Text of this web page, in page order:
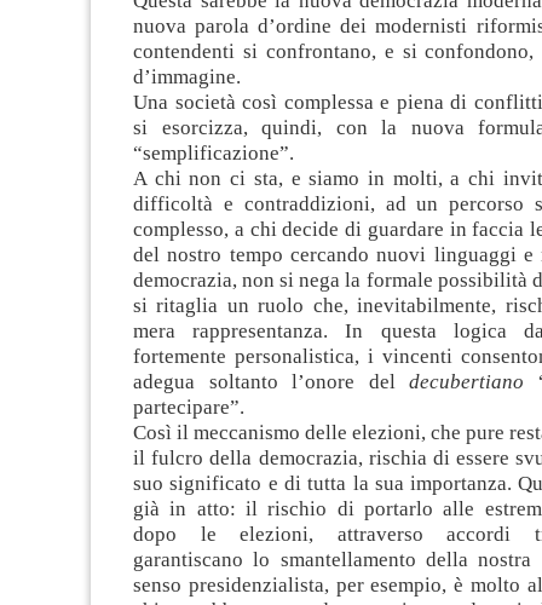
nuova parola d’ordine dei modernisti
contendenti si confrontano, e si
d’immagine.
Una società così complessa e piena di
si esorcizza, quindi, con la nuova
“semplificazione”.
A chi non ci sta, e siamo in molti, a chi
difficoltà e contraddizioni, ad un percorso
complesso, a chi decide di guardare in faccia
del nostro tempo cercando nuovi linguaggi
democrazia, non si nega la formale possibilità
si ritaglia un ruolo che, inevitabilmente,
mera rappresentanza. In questa logica
fortemente personalistica, i vincenti
adegua soltanto l’onore del decubertiano
partecipare”.
Così il meccanismo delle elezioni, che pure
il fulcro della democrazia, rischia di essere
suo significato e di tutta la sua importanza.
già in atto: il rischio di portarlo alle
dopo le elezioni, attraverso accordi
garantiscano lo smantellamento della
senso presidenzialista, per esempio, è molto